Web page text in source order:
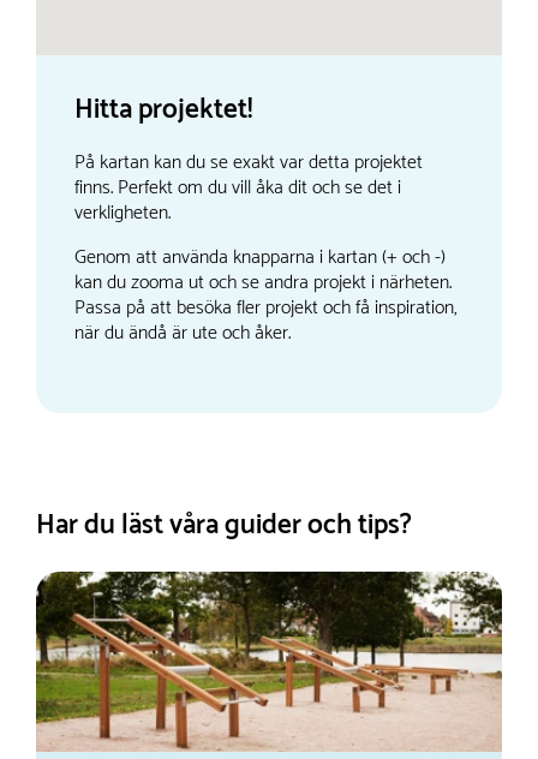
Hitta projektet!
På kartan kan du se exakt var detta projektet
finns. Perfekt om du vill åka dit och se det i
verkligheten.
Genom att använda knapparna i kartan (+ och -)
kan du zooma ut och se andra projekt i närheten.
Passa på att besöka fler projekt och få inspiration,
när du ändå är ute och åker.
Har du läst våra guider och tips?